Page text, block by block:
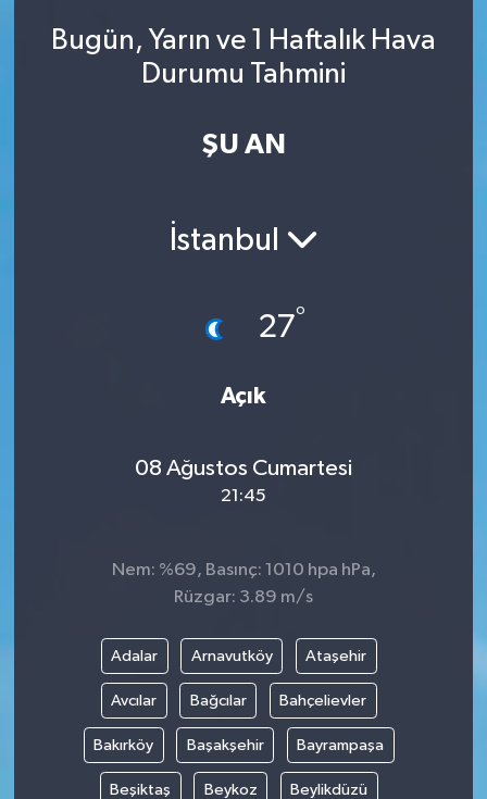
Bugün, Yarın ve 1 Haftalık Hava
Durumu Tahmini
ŞU AN
İstanbul
27°
Açık
08 Ağustos Cumartesi
21:45
Nem: %69, Basınç: 1010 hpa hPa,
Rüzgar: 3.89 m/s
Adalar Arnavutköy Ataşehir
Avcılar Bağcılar Bahçelievler
Bakırköy Başakşehir Bayrampaşa
Beşiktaş Beykoz Beylikdüzü